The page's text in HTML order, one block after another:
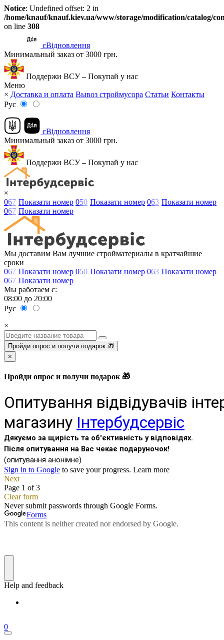
Notice: Undefined offset: 2 in
/home/knauf/knauf.kiev.ua/www/storage/modification/catalog/
on line 308
єВідновлення
Минимальный заказ от 3000 грн.
Поддержи ВСУ – Покупай у нас
Меню
× Доставка и оплата Вывоз строймусора Статьи Контакты
Рус
єВідновлення
Минимальный заказ от 3000 грн.
Поддержи ВСУ – Покупай у нас
×
067 Показати номер 050 Показати номер 063 Показати номер
067 Показати номер
Мы доставим Вам лучшие стройматериалы в кратчайшие
сроки
067 Показати номер 050 Показати номер 063 Показати номер
067 Показати номер
Мы работаем с:
08:00 до 20:00
Рус
×
Пройди опрос и получи подарок 🎁
×
Пройди опрос и получи подарок 🎁
0